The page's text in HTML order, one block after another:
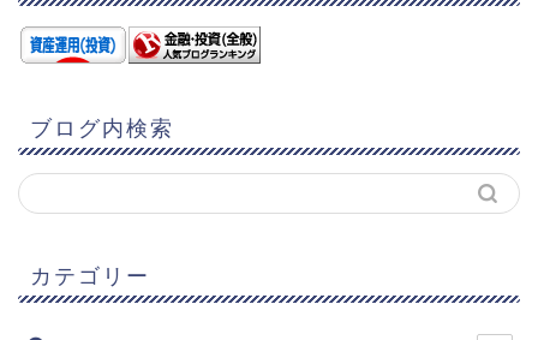
ブログ内検索
カテゴリー